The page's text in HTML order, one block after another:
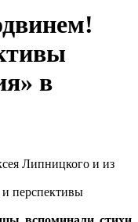
в
Липницкого и из